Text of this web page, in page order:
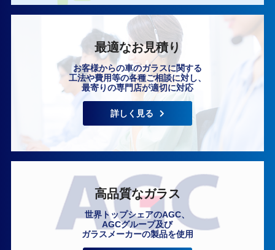
いますぐ無料相談
最適なお見積り
お客様からの車のガラスに関する
工法や費用等の各種ご相談に対し、
最寄りの専門店が適切に対応
詳しく見る
高品質なガラス
世界トップシェアのAGC、
AGCグループ及び
ガラスメーカーの製品を使用